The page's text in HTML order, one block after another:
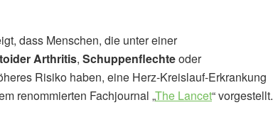
dass Menschen, die unter einer
Arthritis, Schuppenflechteoder
Risiko haben, eine Herz-Kreislauf-Erkrankung
renommierten Fachjournal „The Lancet“ vorgestellt.